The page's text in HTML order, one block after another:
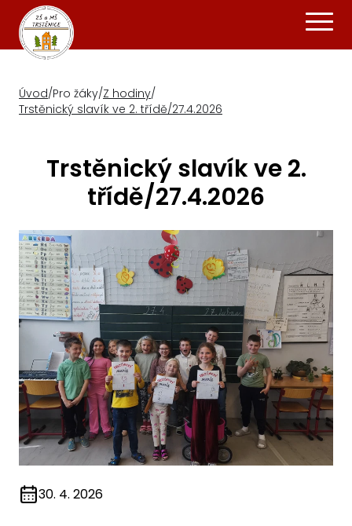
Úvod/Pro žáky/Z hodiny/
Trstěnický slavík ve 2. třídě/27.4.2026
Trstěnický slavík ve 2.
třídě/27.4.2026
30. 4. 2026